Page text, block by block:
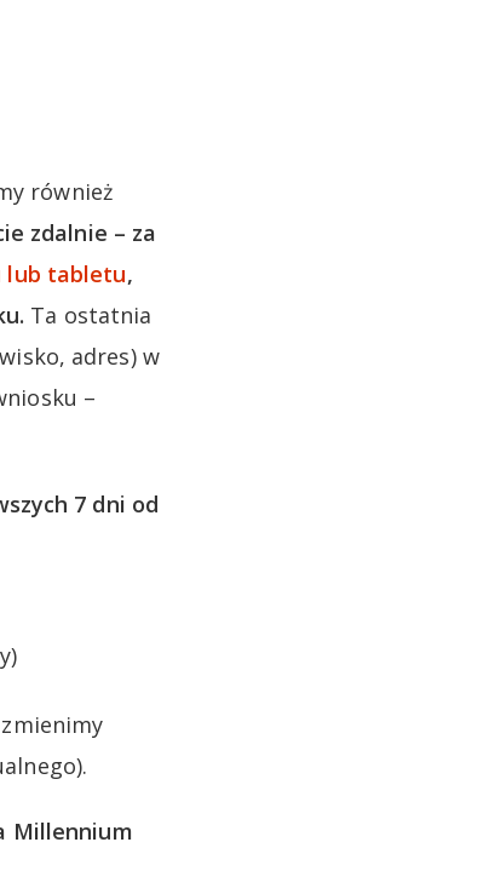
również
zdalnie – za
lub tabletu,
Ta ostatnia
adres) w
–
7 dni od
Millennium